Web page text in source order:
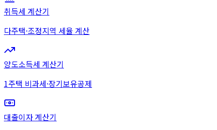
취득세 계산기
다주택·조정지역 세율 계산
양도소득세 계산기
1주택 비과세·장기보유공제
대출이자 계산기